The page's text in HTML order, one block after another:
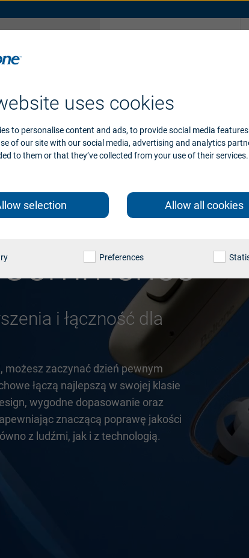
uses cookies
to personalise content and ads, to provide social media
of our site with our social media, advertising and analytics
to them or that they’ve collected from your use of their services.
selection Allow all cookies
Preferences
Aplikacje
Nagrody
i łączność dla
możesz zaczynać dzień pewnym
łączą najlepszą w swojej klasie
wygodne dopasowanie oraz
znaczącą poprawę jakości
ówno z ludźmi, jak i z technologią.